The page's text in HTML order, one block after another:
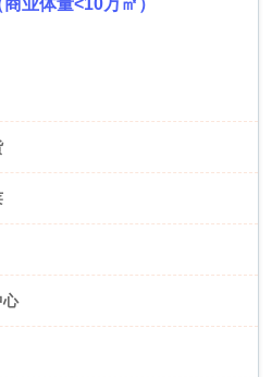
业体量<10万㎡）
心